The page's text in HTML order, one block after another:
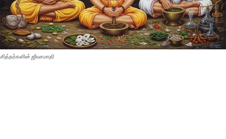
சித்தர்களின் ஜீவசமாதி